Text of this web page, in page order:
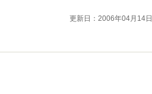
更新日：2006年04月14日